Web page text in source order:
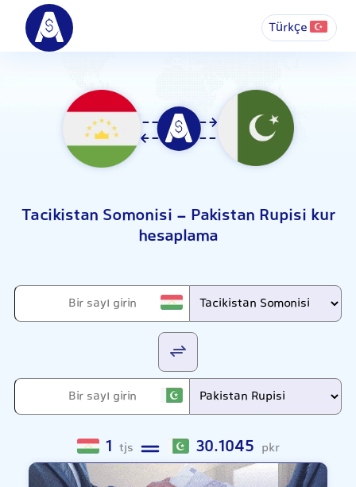
Türkçe
Tacikistan Somonisi - Pakistan Rupisi kur
hesaplama
1 tjs 30.1045 pkr